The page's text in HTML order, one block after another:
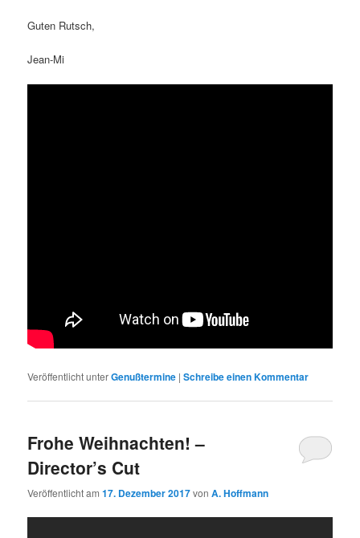
Guten Rutsch,
Jean-Mi
Veröffentlicht unterGenußtermine |Schreibe einen Kommentar
Frohe Weihnachten! –
Director’s Cut
Veröffentlicht am17. Dezember 2017vonA. Hoffmann